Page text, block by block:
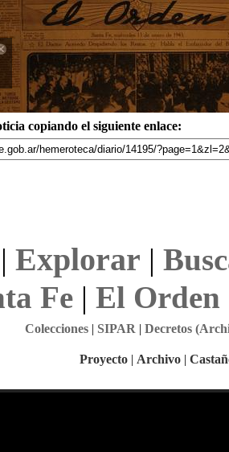
copiando el siguiente enlace:
| Explorar |
Fe| El Orden
Colecciones| SIPAR | Decretos
Proyecto | Archivo |